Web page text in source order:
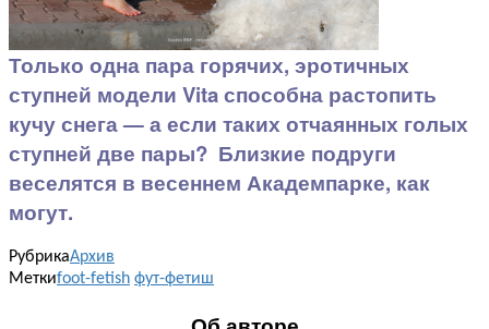
Только одна пара горячих, эротичных
ступней модели Vita способна растопить
кучу снега — а если таких отчаянных голых
ступней две пары? Близкие подруги
веселятся в весеннем Академпарке, как
могут.
РубрикаАрхив
Меткиfoot-fetish фут-фетиш